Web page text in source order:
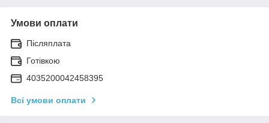
Умови оплати
Післяплата
Готівкою
4035200042458395
Всі умови оплати